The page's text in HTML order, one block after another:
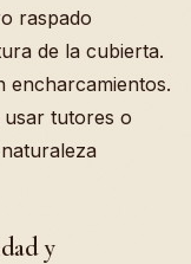
raspado
de la cubierta.
encharcamientos.
usar tutores o
y